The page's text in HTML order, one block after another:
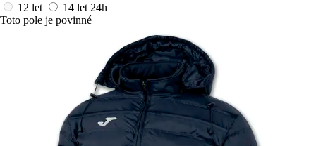
12 let
14 let 24h
Toto pole je povinné